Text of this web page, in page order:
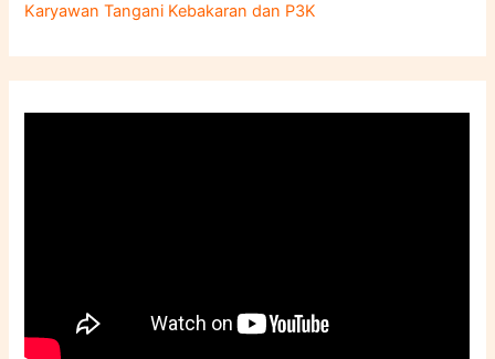
Karyawan Tangani Kebakaran dan P3K